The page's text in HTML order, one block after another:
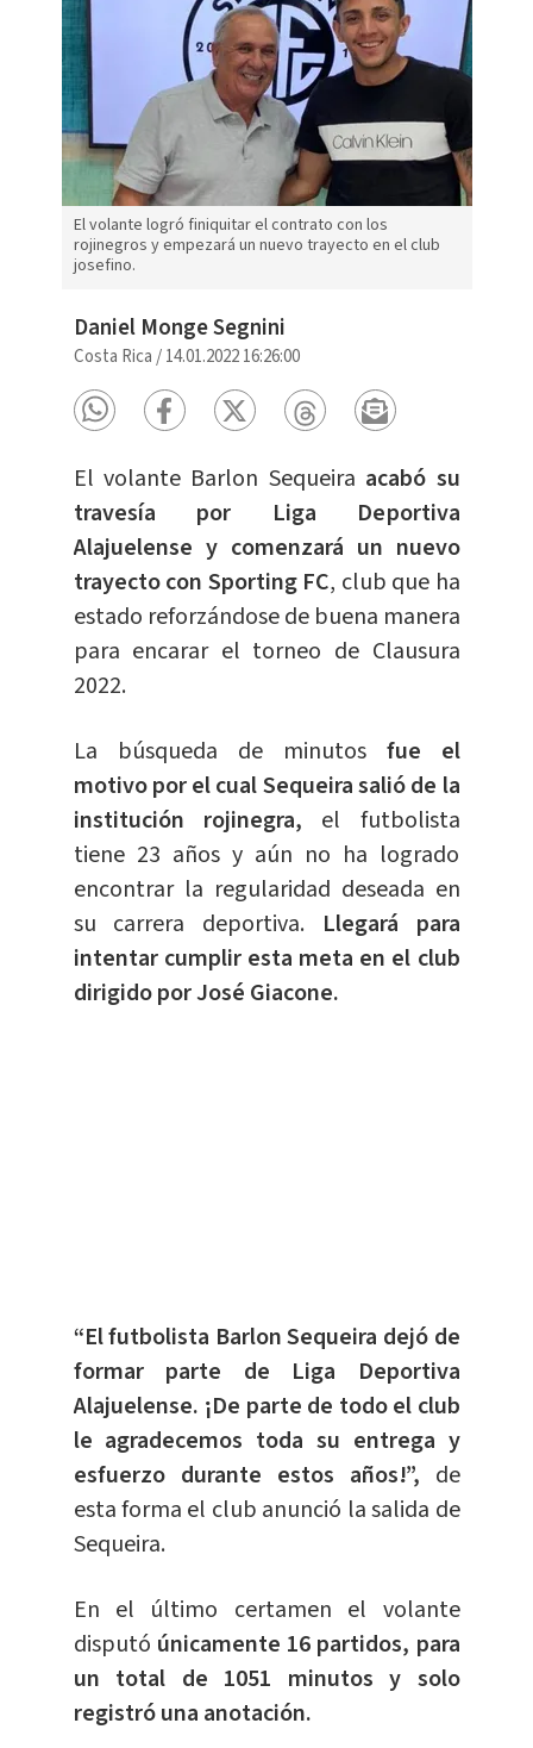
El volante logró finiquitar el contrato con los
rojinegros y empezará un nuevo trayecto en el club
josefino.
Daniel Monge Segnini
Costa Rica /14.01.2022 16:26:00
El volante Barlon Sequeira acabó su
travesía por Liga Deportiva
Alajuelense y comenzará un nuevo
trayecto con Sporting FC, club que ha
estado reforzándose de buena manera
para encarar el torneo de Clausura
2022.
La búsqueda de minutosfue el
motivo por el cual Sequeira salió de la
institución rojinegra, el futbolista
tiene 23 años y aún no ha logrado
encontrar la regularidad deseada en
su carrera deportiva. Llegará para
intentar cumplir esta meta en el club
dirigido por José Giacone.
“El futbolista Barlon Sequeira dejó de
formar parte de Liga Deportiva
Alajuelense. ¡De parte de todo el club
le agradecemos toda su entrega y
esfuerzo durante estos años!”, de
esta forma el club anunció la salida de
Sequeira.
En el último certamen el volante
disputó únicamente 16 partidos, para
un total de 1051 minutos y solo
registró una anotación.